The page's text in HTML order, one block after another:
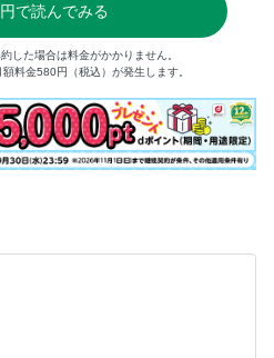
で読んでみる
した場合は料金がかかりません。
料金580円（税込）が発生します。